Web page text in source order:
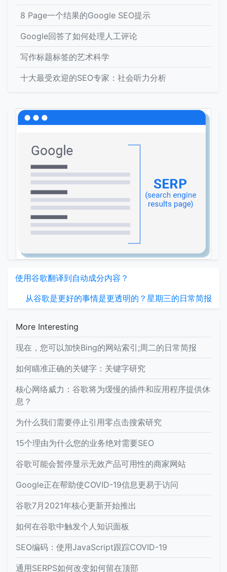
8 Page一个结果的Google SEO提示
Google回答了如何处理人工评论
写作标题标签的艺术科学
十大最受欢迎的SEO专家：社会听力分析
使用谷歌翻译到自动成分内容？
从谷歌是更好的事情是更透明的？星期三的日常简报
More Interesting
现在，您可以加快Bing的网站索引;周二的日常简报
如何瞄准正确的关键字：关键字研究
核心网络威力：谷歌将为缓慢的插件和应用程序提供休
息？
为什么我们需要停止引用零点击搜索研究
15个理由为什么您的业务绝对需要SEO
谷歌可能会暂停显示无效产品可用性的商家网站
Google正在帮助使COVID-19信息更易于访问
谷歌7月2021年核心更新开始推出
如何在谷歌中触发个人知识面板
SEO编码：使用JavaScript跟踪COVID-19
通用SERPS如何改变如何留在顶部